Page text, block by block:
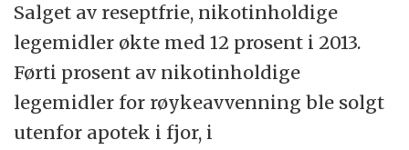
Salget av reseptfrie, nikotinholdige
legemidler økte med 12 prosent i 2013.
Førti prosent av nikotinholdige
legemidler for røykeavvenning ble solgt
utenfor apotek i fjor, i